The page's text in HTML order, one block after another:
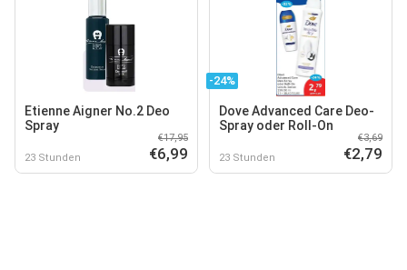
Etienne Aigner No.2 Deo
Spray
23 Stunden
€17,95
€6,99
-24%
Dove Advanced Care Deo-
Spray oder Roll-On
23 Stunden
€3,69
€2,79